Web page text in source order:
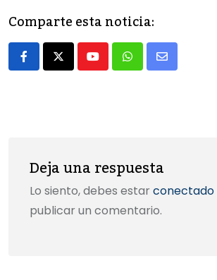
e
b
o
o
d
o
l p
ar
tir
Comparte esta noticia:
YoutubeWhatsapp
Share
Deja una respuesta
Lo siento, debes estar conectado
publicar un comentario.